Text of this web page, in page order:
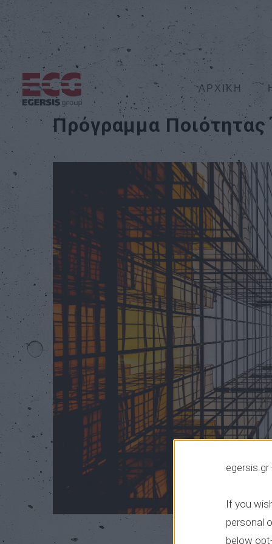
egersis.gr
If you
personal
below
ΑΡΧΙΚΗ
Πρόγραμμα Ποιότητας